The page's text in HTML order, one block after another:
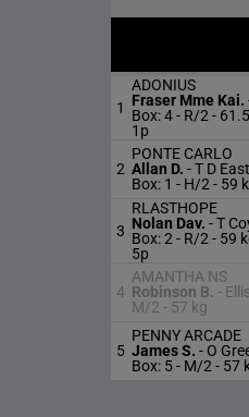
1
ADONIUS
Fraser Mme Kai.
Box: 4 - R/2 -
1p
2
PONTE CARLO
Allan D. -T D
Box: 1 - H/2 - 59
3
RLASTHOPE
Nolan Dav. -T
Box: 2 - R/2 - 59
5p
4
AMANTHA NS
Robinson B. -
M/2 - 57 kg
5
PENNY ARCADE
James S. - O
Box: 5 - M/2 - 57